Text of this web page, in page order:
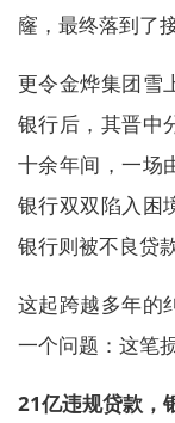
窿，最终落到了
更令金烨集团雪
银行后，其晋中
十余年间，一场
银行双双陷入困
银行则被不良贷
这起跨越多年的
一个问题：这笔
21亿违规贷款，